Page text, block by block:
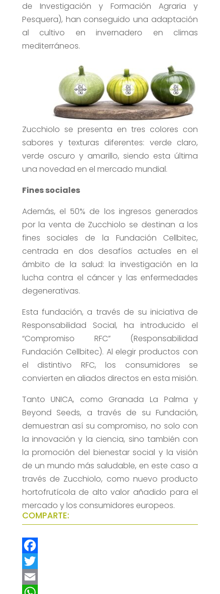
de Investigación y Formación Agraria y
Pesquera), han conseguido una adaptación
al cultivo en invernadero en climas
mediterráneos.
Zucchiolo se presenta en tres colores con
sabores y texturas diferentes: verde claro,
verde oscuro y amarillo, siendo esta última
una novedad en el mercado mundial.
Fines sociales
Además, el 50% de los ingresos generados
por la venta de Zucchiolo se destinan a los
fines sociales de la Fundación Cellbitec,
centrada en dos desafíos actuales en el
ámbito de la salud: la investigación en la
lucha contra el cáncer y las enfermedades
degenerativas.
Esta fundación, a través de su iniciativa de
Responsabilidad Social, ha introducido el
“Compromiso RFC” (Responsabilidad
Fundación Cellbitec). Al elegir productos con
el distintivo RFC, los consumidores se
convierten en aliados directos en esta misión.
Tanto UNICA, como Granada La Palma y
Beyond Seeds, a través de su Fundación,
demuestran así su compromiso, no solo con
la innovación y la ciencia, sino también con
la promoción del bienestar social y la visión
de un mundo más saludable, en este caso a
través de Zucchiolo, como nuevo producto
hortofrutícola de alto valor añadido para el
mercado y los consumidores europeos.
COMPARTE:
F
a
T